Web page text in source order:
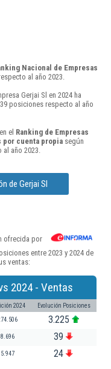
Nacional de Empresas
al año 2023.
Gerjai Sl en 2024 ha
posiciones respecto al año
el Ranking de Empresas
cuenta propia según
año 2023.
de Gerjai Sl
ofrecida por
entre 2023 y 2024 de
ventas:
2024 - Ventas
2024 Evolución Posiciones
3.225
8.696 39
5.947 24